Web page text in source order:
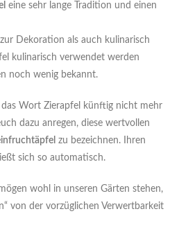
eine sehr lange Tradition und einen
Dekoration als auch kulinarisch
kulinarisch verwendet werden
noch wenig bekannt.
das Wort Zierapfel künftig nicht mehr
dazu anregen, diese wertvollen
zu bezeichnen. Ihren
sich so automatisch.
wohl in unseren Gärten stehen,
von der vorzüglichen Verwertbarkeit